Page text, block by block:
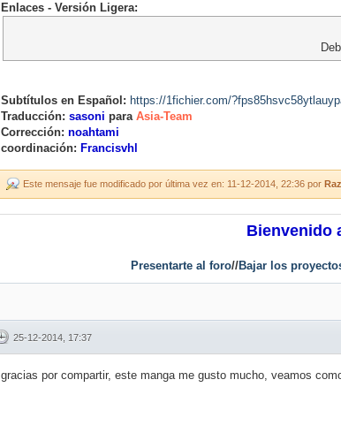
Enlaces - Versión Ligera:
Subtítulos en Español: https://1fichier.com/
Traducción: sasoni para Asia-Team
Corrección: noahtami
coordinación: Francisvhl
Este mensaje fue modificado por última vez en: 11-12-2014, 22:36 por
Bienvenido
Presentarte al foro//Bajar los
25-12-2014, 17:37
gracias por compartir, este manga me gusto mucho, veamos